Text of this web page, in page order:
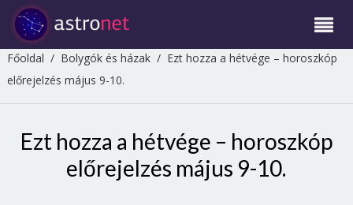
Főoldal / Bolygók és házak/ Ezt hozza a hétvége – horoszkóp
előrejelzés május 9-10.
Ezt hozza a hétvége – horoszkóp
előrejelzés május 9-10.